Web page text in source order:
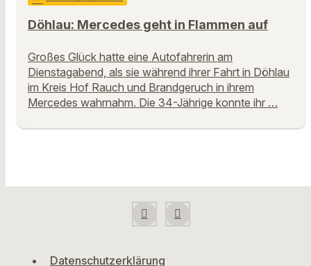
Döhlau: Mercedes geht in Flammen auf
Großes Glück hatte eine Autofahrerin am
Dienstagabend, als sie während ihrer Fahrt in Döhlau
im Kreis Hof Rauch und Brandgeruch in ihrem
Mercedes wahrnahm. Die 34-Jährige konnte ihr …
Datenschutzerklärung